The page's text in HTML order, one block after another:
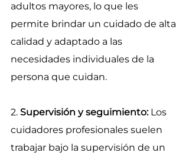
adultos mayores, lo que les
permite brindar un cuidado de alta
calidad y adaptado a las
necesidades individuales de la
persona que cuidan.
2. Supervisión y seguimiento: Los
cuidadores profesionales suelen
trabajar bajo la supervisión de un